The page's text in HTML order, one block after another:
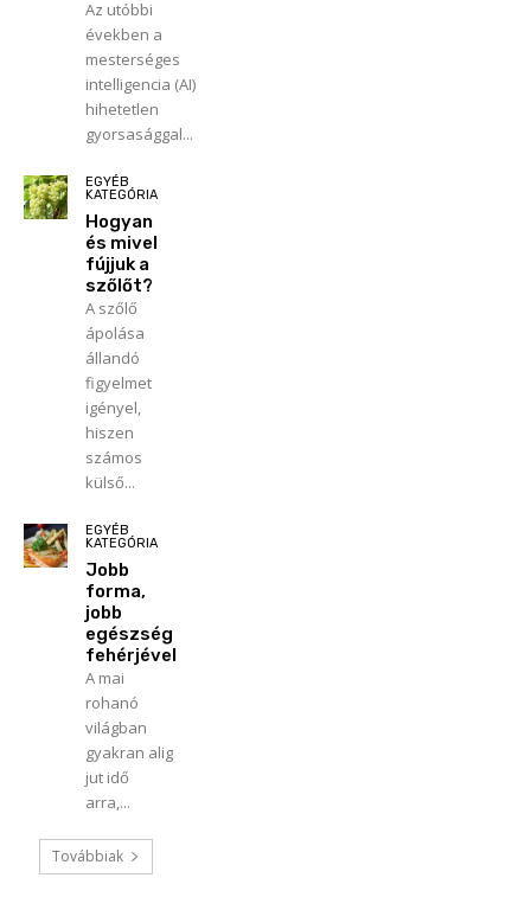
Az utóbbi
években a
mesterséges
intelligencia (AI)
hihetetlen
gyorsasággal...
EGYÉB
KATEGÓRIA
Hogyan
és mivel
fújjuk a
szőlőt?
A szőlő
ápolása
állandó
figyelmet
igényel,
hiszen
számos
külső...
EGYÉB
KATEGÓRIA
Jobb
forma,
jobb
egészség
fehérjével
A mai
rohanó
világban
gyakran alig
jut idő
arra,...
Továbbiak